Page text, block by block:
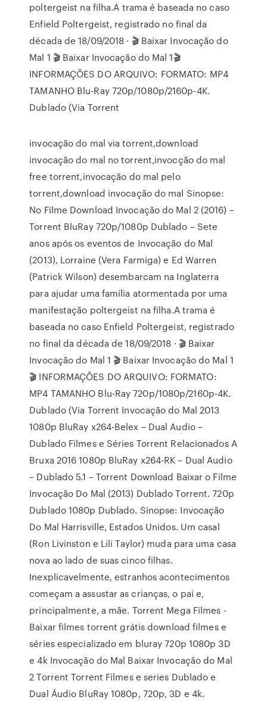
poltergeist na filha.A trama é baseada no caso
Enfield Poltergeist, registrado no final da
década de 18/09/2018 · 🎬 Baixar Invocação do
Mal 1 🎬 Baixar Invocação do Mal 1🎬
INFORMAÇÕES DO ARQUIVO: FORMATO: MP4
TAMANHO Blu-Ray 720p/1080p/2160p-4K.
Dublado (Via Torrent
invocação do mal via torrent,download
invocação do mal no torrent,invocção do mal
free torrent,invocação do mal pelo
torrent,download invocação do mal Sinopse:
No Filme Download Invocação do Mal 2 (2016) –
Torrent BluRay 720p/1080p Dublado – Sete
anos após os eventos de Invocação do Mal
(2013), Lorraine (Vera Farmiga) e Ed Warren
(Patrick Wilson) desembarcam na Inglaterra
para ajudar uma família atormentada por uma
manifestação poltergeist na filha.A trama é
baseada no caso Enfield Poltergeist, registrado
no final da década de 18/09/2018 · 🎬 Baixar
Invocação do Mal 1 🎬 Baixar Invocação do Mal 1
🎬 INFORMAÇÕES DO ARQUIVO: FORMATO:
MP4 TAMANHO Blu-Ray 720p/1080p/2160p-4K.
Dublado (Via Torrent Invocação do Mal 2013
1080p BluRay x264-Belex – Dual Audio –
Dublado Filmes e Séries Torrent Relacionados A
Bruxa 2016 1080p BluRay x264-RK – Dual Audio
– Dublado 5.1 – Torrent Download Baixar o Filme
Invocação Do Mal (2013) Dublado Torrent. 720p
Dublado 1080p Dublado. Sinopse: Invocação
Do Mal Harrisville, Estados Unidos. Um casal
(Ron Livinston e Lili Taylor) muda para uma casa
nova ao lado de suas cinco filhas.
Inexplicavelmente, estranhos acontecimentos
começam a assustar as crianças, o pai e,
principalmente, a mãe. Torrent Mega Filmes -
Baixar filmes torrent grátis download filmes e
séries especializado em bluray 720p 1080p 3D
e 4k Invocação do Mal Baixar Invocação do Mal
2 Torrent Torrent Filmes e series Dublado e
Dual Áudio BluRay 1080p, 720p, 3D e 4k.